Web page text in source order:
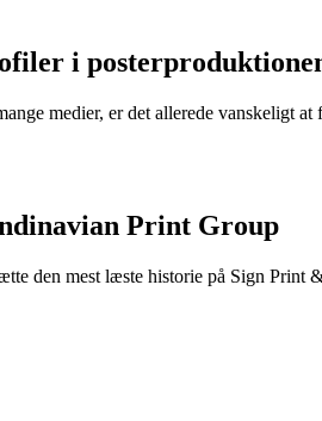
i
medier, er det allerede vanskeligt
Print Group
den mest læste historie på Sign Print